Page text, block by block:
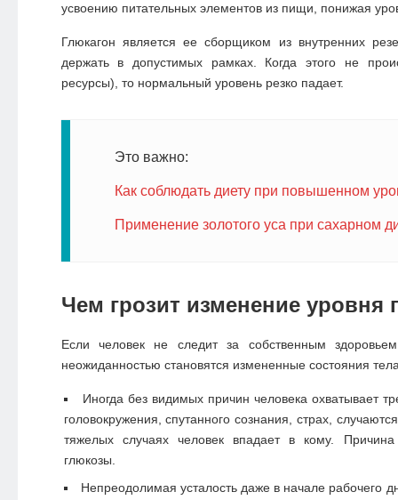
усвоению питательных элементов из пищи, понижая
Глюкагон является ее сборщиком из внутренних
держать в допустимых рамках. Когда этого не
ресурсы), то нормальный уровень резко падает.
Это важно:
Как соблюдать диету при повышенном
Применение золотого уса при сахарном
Чем грозит изменение уровня
Если человек не следит за собственным
неожиданностью становятся измененные состояния
Иногда без видимых причин человека охватывает
головокружения, спутанного сознания, страх,
тяжелых случаях человек впадает в кому.
глюкозы.
Непреодолимая усталость даже в начале рабочего